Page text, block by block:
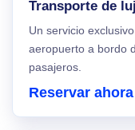
Transporte de
Un servicio
aeropuerto a bordo
pasajeros.
Reservar ahora